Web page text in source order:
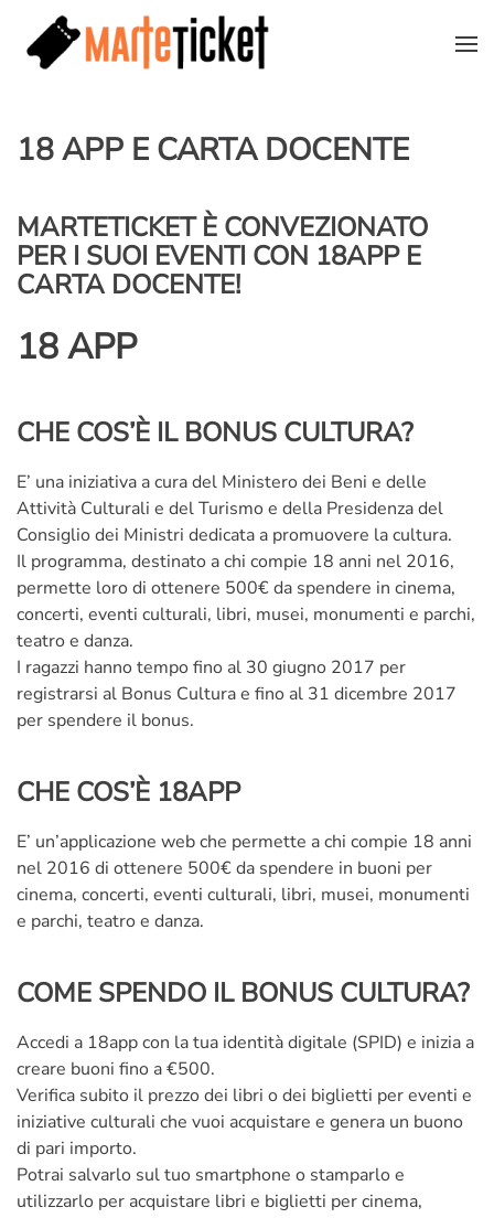
Skip to main content
18 APP E CARTA DOCENTE
MARTETICKET È CONVEZIONATO
PER I SUOI EVENTI CON 18APP E
CARTA DOCENTE!
18 APP
CHE COS’È IL BONUS CULTURA?
E’ una iniziativa a cura del Ministero dei Beni e delle
Attività Culturali e del Turismo e della Presidenza del
Consiglio dei Ministri dedicata a promuovere la cultura.
Il programma, destinato a chi compie 18 anni nel 2016,
permette loro di ottenere 500€ da spendere in cinema,
concerti, eventi culturali, libri, musei, monumenti e parchi,
teatro e danza.
I ragazzi hanno tempo fino al 30 giugno 2017 per
registrarsi al Bonus Cultura e fino al 31 dicembre 2017
per spendere il bonus.
CHE COS’È 18APP
E’ un’applicazione web che permette a chi compie 18 anni
nel 2016 di ottenere 500€ da spendere in buoni per
cinema, concerti, eventi culturali, libri, musei, monumenti
e parchi, teatro e danza.
COME SPENDO IL BONUS CULTURA?
Accedi a 18app con la tua identità digitale (SPID) e inizia a
creare buoni fino a €500.
Verifica subito il prezzo dei libri o dei biglietti per eventi e
iniziative culturali che vuoi acquistare e genera un buono
di pari importo.
Potrai salvarlo sul tuo smartphone o stamparlo e
utilizzarlo per acquistare libri e biglietti per cinema,